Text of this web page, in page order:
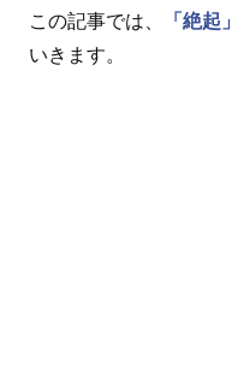
この記事では、 「絶起」
いきます。